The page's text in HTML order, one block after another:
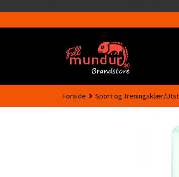
Forside Sport og Treningsklær/